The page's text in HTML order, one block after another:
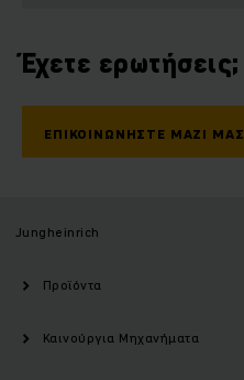
Έχετε ερωτήσεις;
ΕΠΙΚΟΙΝΩΝΉΣΤΕ ΜΑΖΊ ΜΑΣ
Jungheinrich
Προϊόντα
Καινούργια Μηχανήματα